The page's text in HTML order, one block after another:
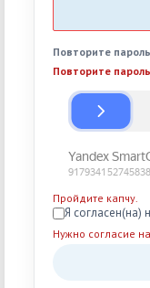
Повторите
Повторите
Пройдите капчу.
Я согласен(на)
Нужно согласие